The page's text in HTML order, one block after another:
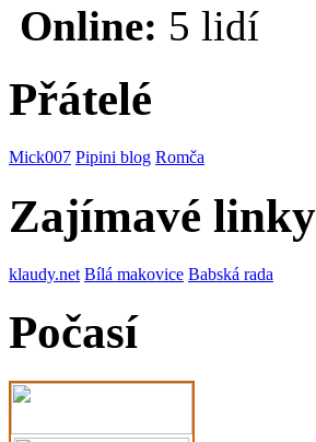
Online: 5 lidí
Přátelé
Mick007 Pipini blog Romča
Zajímavé linky
klaudy.net Bílá makovice Babská rada
Počasí